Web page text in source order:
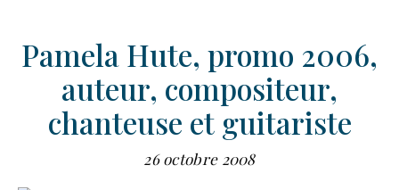
Pamela Hute, promo 2006,
auteur, compositeur,
chanteuse et guitariste
26 octobre 2008